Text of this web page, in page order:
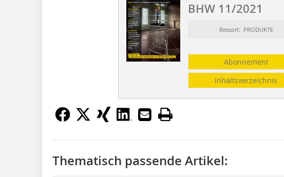
BHW 11/2021
Ressort: PRODUKTE
Abonnement
Inhaltsverzeichnis
Thematisch passende Artikel: